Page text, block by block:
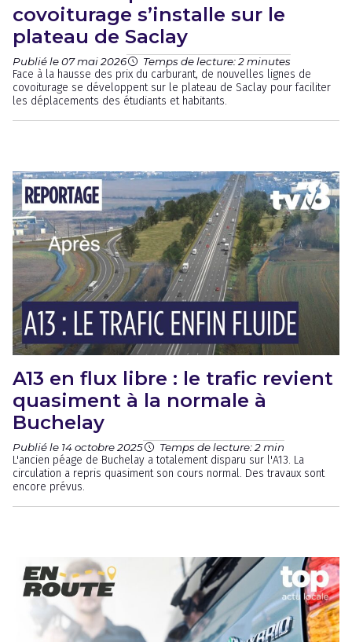
covoiturage s’installe sur le
plateau de Saclay
Publié le 07 mai 2026 Temps de lecture: 2 minutes
Face à la hausse des prix du carburant, de nouvelles lignes de
covoiturage se développent sur le plateau de Saclay pour faciliter
les déplacements des étudiants et habitants.
A13 en flux libre : le trafic revient
quasiment à la normale à
Buchelay
Publié le 14 octobre 2025 Temps de lecture: 2 min
L'ancien péage de Buchelay a totalement disparu sur l'A13. La
circulation a repris quasiment son cours normal. Des travaux sont
encore prévus.